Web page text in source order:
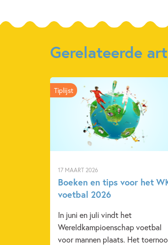
Gerelateerde
17 MAART 2026
Boeken en tips voor het
voetbal 2026
In juni en juli vindt het
Wereldkampioenschap voetbal
voor mannen plaats. Het
Tiplijst